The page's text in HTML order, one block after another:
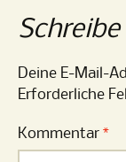
Deine E-Mail-
Erforderliche
Kommentar *